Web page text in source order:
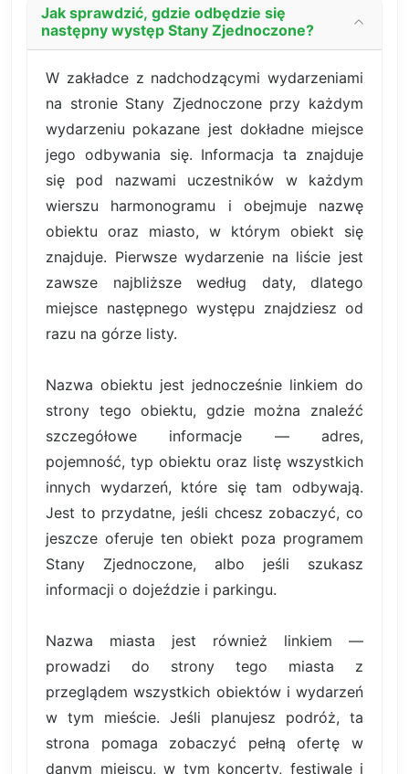
Jak sprawdzić, gdzie odbędzie się
następny występ Stany Zjednoczone?
W zakładce z nadchodzącymi wydarzeniami
na stronie Stany Zjednoczone przy każdym
wydarzeniu pokazane jest dokładne miejsce
jego odbywania się. Informacja ta znajduje
się pod nazwami uczestników w każdym
wierszu harmonogramu i obejmuje nazwę
obiektu oraz miasto, w którym obiekt się
znajduje. Pierwsze wydarzenie na liście jest
zawsze najbliższe według daty, dlatego
miejsce następnego występu znajdziesz od
razu na górze listy.
Nazwa obiektu jest jednocześnie linkiem do
strony tego obiektu, gdzie można znaleźć
szczegółowe informacje — adres,
pojemność, typ obiektu oraz listę wszystkich
innych wydarzeń, które się tam odbywają.
Jest to przydatne, jeśli chcesz zobaczyć, co
jeszcze oferuje ten obiekt poza programem
Stany Zjednoczone, albo jeśli szukasz
informacji o dojeździe i parkingu.
Nazwa miasta jest również linkiem —
prowadzi do strony tego miasta z
przeglądem wszystkich obiektów i wydarzeń
w tym mieście. Jeśli planujesz podróż, ta
strona pomaga zobaczyć pełną ofertę w
danym miejscu, w tym koncerty, festiwale i